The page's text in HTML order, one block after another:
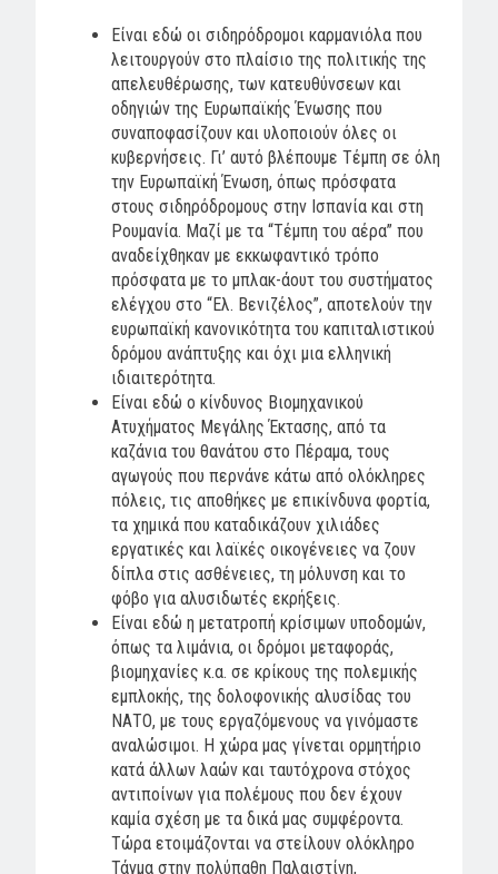
Είναι εδώ οι σιδηρόδρομοι καρμανιόλα που
λειτουργούν στο πλαίσιο της πολιτικής της
απελευθέρωσης, των κατευθύνσεων και
οδηγιών της Ευρωπαϊκής Ένωσης που
συναποφασίζουν και υλοποιούν όλες οι
κυβερνήσεις. Γι’ αυτό βλέπουμε Τέμπη σε όλη
την Ευρωπαϊκή Ένωση, όπως πρόσφατα
στους σιδηρόδρομους στην Ισπανία και στη
Ρουμανία. Μαζί με τα “Τέμπη του αέρα” που
αναδείχθηκαν με εκκωφαντικό τρόπο
πρόσφατα με το μπλακ-άουτ του συστήματος
ελέγχου στο “Ελ. Βενιζέλος”, αποτελούν την
ευρωπαϊκή κανονικότητα του καπιταλιστικού
δρόμου ανάπτυξης και όχι μια ελληνική
ιδιαιτερότητα.
Είναι εδώ ο κίνδυνος Βιομηχανικού
Ατυχήματος Μεγάλης Έκτασης, από τα
καζάνια του θανάτου στο Πέραμα, τους
αγωγούς που περνάνε κάτω από ολόκληρες
πόλεις, τις αποθήκες με επικίνδυνα φορτία,
τα χημικά που καταδικάζουν χιλιάδες
εργατικές και λαϊκές οικογένειες να ζουν
δίπλα στις ασθένειες, τη μόλυνση και το
φόβο για αλυσιδωτές εκρήξεις.
Είναι εδώ η μετατροπή κρίσιμων υποδομών,
όπως τα λιμάνια, οι δρόμοι μεταφοράς,
βιομηχανίες κ.α. σε κρίκους της πολεμικής
εμπλοκής, της δολοφονικής αλυσίδας του
ΝΑΤΟ, με τους εργαζόμενους να γινόμαστε
αναλώσιμοι. Η χώρα μας γίνεται ορμητήριο
κατά άλλων λαών και ταυτόχρονα στόχος
αντιποίνων για πολέμους που δεν έχουν
καμία σχέση με τα δικά μας συμφέροντα.
Τώρα ετοιμάζονται να στείλουν ολόκληρο
Τάγμα στην πολύπαθη Παλαιστίνη,